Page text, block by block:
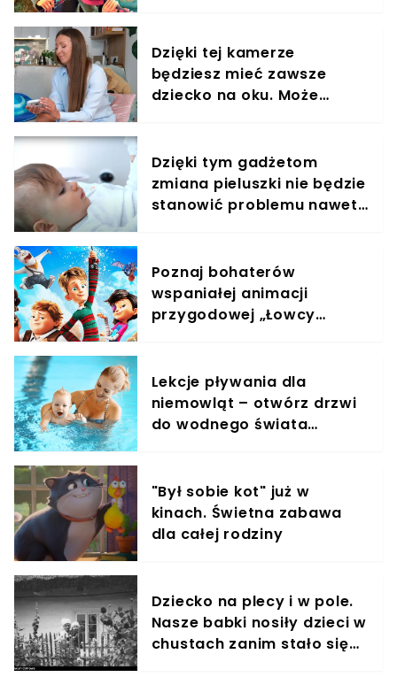
Dzięki tej kamerze
będziesz mieć zawsze
dziecko na oku. Może
Dzięki tym gadżetom
zmiana pieluszki nie będzie
stanowić problemu nawet
Poznaj bohaterów
wspaniałej animacji
przygodowej „Łowcy
Lekcje pływania dla
niemowląt – otwórz drzwi
do wodnego świata
"Był sobie kot" już w
kinach. Świetna zabawa
dla całej rodziny
Dziecko na plecy i w pole.
Nasze babki nosiły dzieci w
chustach zanim stało się